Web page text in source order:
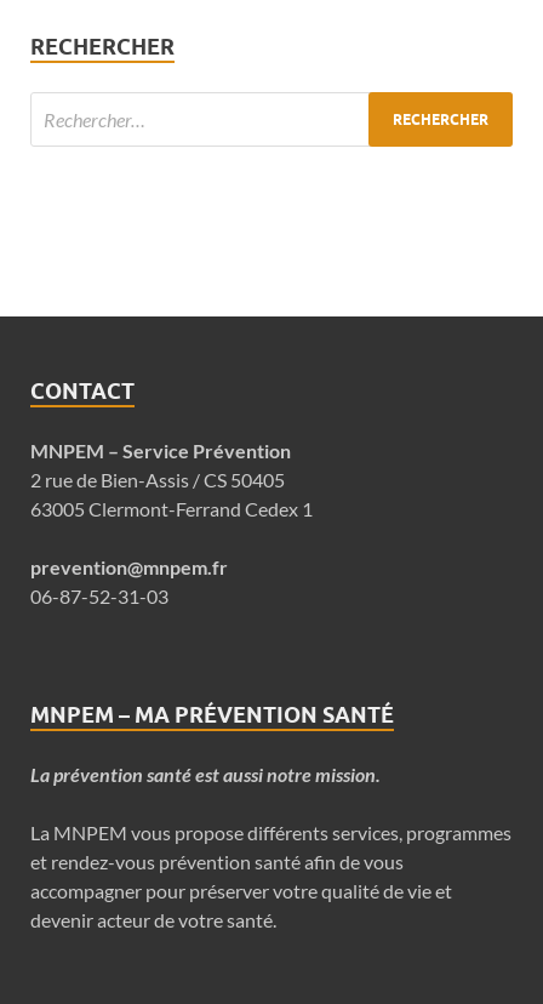
RECHERCHER
CONTACT
MNPEM – Service Prévention
2 rue de Bien-Assis / CS 50405
63005 Clermont-Ferrand Cedex 1
prevention@mnpem.fr
06-87-52-31-03
MNPEM – MA PRÉVENTION SANTÉ
La prévention santé est aussi notre mission.
La MNPEM vous propose différents services, programmes
et rendez-vous prévention santé afin de vous
accompagner pour préserver votre qualité de vie et
devenir acteur de votre santé.